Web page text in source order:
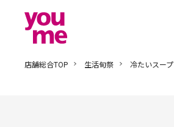
店舗総合TOP 生活旬祭 冷たいスープ